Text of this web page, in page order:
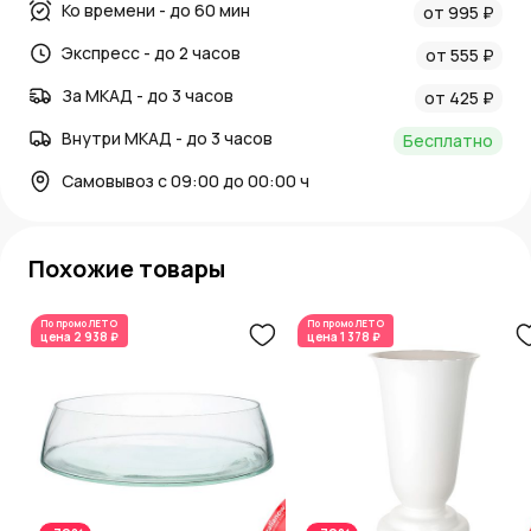
Ко времени - до 60 мин
от 995 ₽
Экспресс - до 2 часов
от 555 ₽
За МКАД - до 3 часов
от 425 ₽
Внутри МКАД - до 3 часов
Бесплатно
Самовывоз с 09:00 до 00:00 ч
Похожие товары
По промоЛЕТО
цена 2 938 ₽
По промоЛЕТО
цена 1 378 ₽